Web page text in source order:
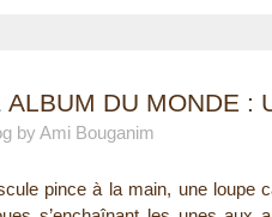
ALBUM DU MONDE :
by Ami Bouganim
pince à la main, une loupe